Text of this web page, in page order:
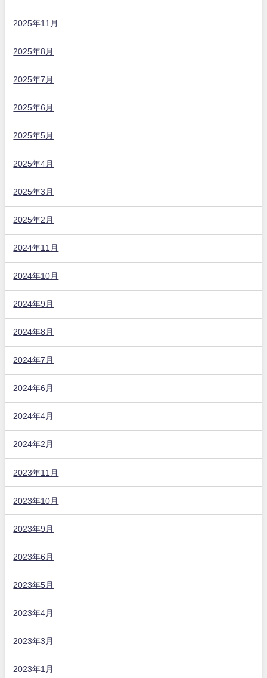
2025年11月
2025年8月
2025年7月
2025年6月
2025年5月
2025年4月
2025年3月
2025年2月
2024年11月
2024年10月
2024年9月
2024年8月
2024年7月
2024年6月
2024年4月
2024年2月
2023年11月
2023年10月
2023年9月
2023年6月
2023年5月
2023年4月
2023年3月
2023年1月